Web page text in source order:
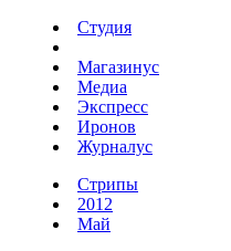
Студия
Магазинус
Медиа
Экспресс
Иронов
Журналус
Стрипы
2012
Май